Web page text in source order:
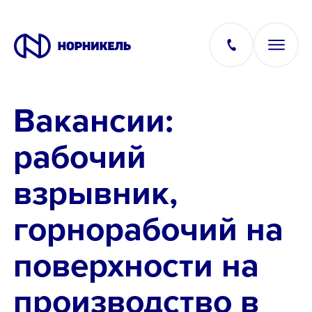
Вакансии
Производство
Офис
IT
Студентам
Вакансии:
рабочий
взрывник,
горнорабочий на
поверхности на
производство в